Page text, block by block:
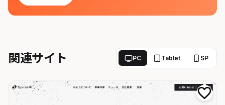
関連サイト PC Tablet SP